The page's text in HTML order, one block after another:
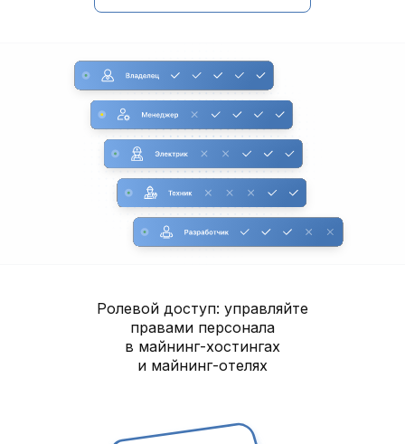
Ролевой доступ: управляйте
правами персонала
в майнинг-хостингах
и майнинг-отелях